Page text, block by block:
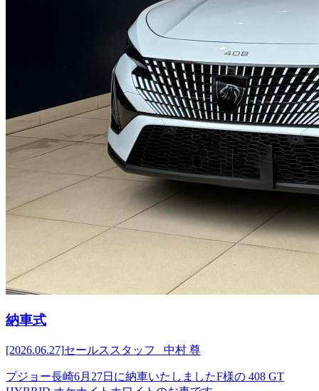
納車式
[2026.06.27]セールススタッフ 中村 尊
プジョー長崎6月27日に納車いたしましたF様の 408 GT